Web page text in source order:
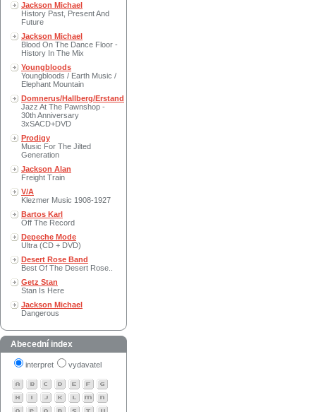
Jackson Michael
History Past, Present And
Future
Jackson Michael
Blood On The Dance Floor -
History In The Mix
Youngbloods
Youngbloods / Earth Music /
Elephant Mountain
Domnerus/Hallberg/Erstand
Jazz At The Pawnshop -
30th Anniversary
3xSACD+DVD
Prodigy
Music For The Jilted
Generation
Jackson Alan
Freight Train
V/A
Klezmer Music 1908-1927
Bartos Karl
Off The Record
Depeche Mode
Ultra (CD + DVD)
Desert Rose Band
Best Of The Desert Rose..
Getz Stan
Stan Is Here
Jackson Michael
Dangerous
Abecední index
interpret vydavatel